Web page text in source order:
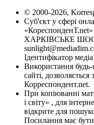
© 2000-2026,
Суб'єкт у сфері
ХАРКІВСЬКЕ ШОСЕ,
Ідентифікатор
Використання будь-
сайті,
Корреспондент.net.
При копіюванні
і світу» , для
відкрите для
Посилання має бути